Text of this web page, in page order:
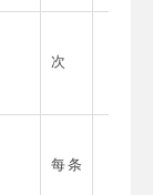
次
每条